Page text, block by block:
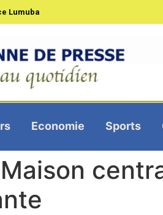
Lumuba
Economie Sports